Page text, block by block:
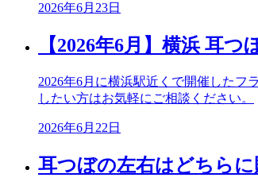
2026年6月23日
【2026年6月】横浜 耳つ
2026年6月に横浜駅近くで開催した
したい方はお気軽にご相談ください。
2026年6月22日
耳つぼの左右はどちら